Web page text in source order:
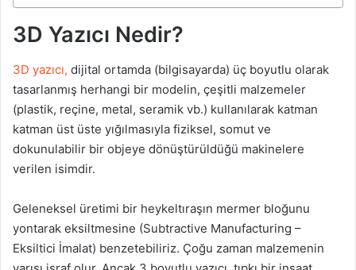
3D Yazıcı Nedir?
3D yazıcı, dijital ortamda (bilgisayarda) üç boyutlu olarak
tasarlanmış herhangi bir modelin, çeşitli malzemeler
(plastik, reçine, metal, seramik vb.) kullanılarak katman
katman üst üste yığılmasıyla fiziksel, somut ve
dokunulabilir bir objeye dönüştürüldüğü makinelere
verilen isimdir.
Geleneksel üretimi bir heykeltıraşın mermer bloğunu
yontarak eksiltmesine (Subtractive Manufacturing –
Eksiltici İmalat) benzetebiliriz. Çoğu zaman malzemenin